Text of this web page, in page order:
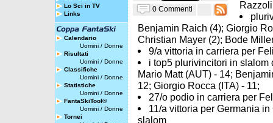
Lo Sci in TV
Links
Calendario
Uomini / Donne
Risultati
Uomini / Donne
Classifiche
Uomini / Donne
Statistiche
Uomini / Donne
FantaSkiTool®
Uomini / Donne
Tornei
0 Commenti
Benjamin Raich (4); Giorgio
Christian Mayer (2); Bode
9/a vittoria in carriera per
i top5 plurivincitori in slalom
Mario Matt (AUT) - 14;
12; Giorgio Rocca (ITA) - 11;
27/o podio in carriera per
11/a vittoria per Germania
slalom